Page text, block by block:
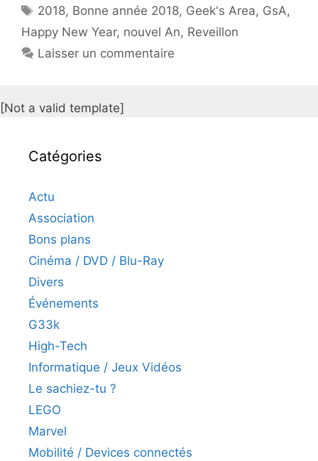
Étiquettes
2018, Bonne année 2018, Geek's Area, GsA,
Happy New Year, nouvel An, Reveillon
Laisser un commentaire
[Not a valid template]
Catégories
Actu
Association
Bons plans
Cinéma / DVD / Blu-Ray
Divers
Événements
G33k
High-Tech
Informatique / Jeux Vidéos
Le sachiez-tu ?
LEGO
Marvel
Mobilité / Devices connectés